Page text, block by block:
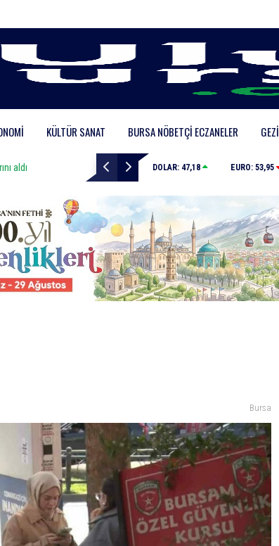
KÜLTÜR SANAT BURSA NÖBETÇI ECZANELER GEZI
Mustafa Keser’den müzik ve kahkaha dolu gece
DOLAR: 47,18 EURO: 53,95
Bursa